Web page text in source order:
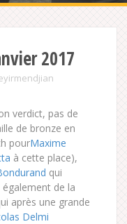
2017
verdict, pas de
de bronze en
pourMaxime
à cette place),
qui
de la
après une grande
Delmi